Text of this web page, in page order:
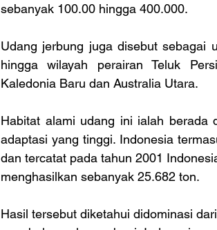
sebanyak 100.00 hingga 400.000.
Udang jerbung juga disebut sebagai
hingga wilayah perairan Teluk
Kaledonia Baru dan Australia Utara.
Habitat alami udang ini ialah berada
adaptasi yang tinggi. Indonesia
dan tercatat pada tahun 2001
menghasilkan sebanyak 25.682 ton.
Hasil tersebut diketahui didominasi